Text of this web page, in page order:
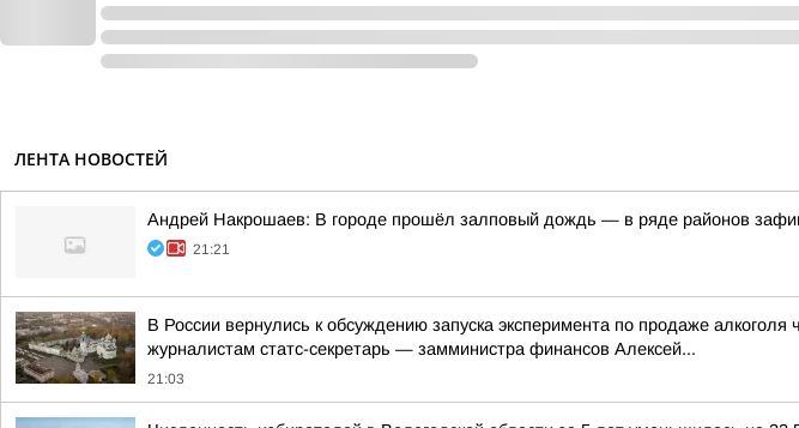
ЛЕНТА НОВОСТЕЙ
Андрей Накрошаев: В городе прошёл залповый дождь — в ряде районов
21:21
В России вернулись к обсуждению запуска эксперимента по продаже
журналистам статс-секретарь — замминистра финансов Алексей...
21:03